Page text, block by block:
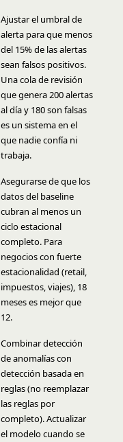
Ajustar el umbral de
alerta para que menos
del 15% de las alertas
sean falsos positivos.
Una cola de revisión
que genera 200 alertas
al día y 180 son falsas
es un sistema en el
que nadie confía ni
trabaja.
Asegurarse de que los
datos del baseline
cubran al menos un
ciclo estacional
completo. Para
negocios con fuerte
estacionalidad (retail,
impuestos, viajes), 18
meses es mejor que
12.
Combinar detección
de anomalías con
detección basada en
reglas (no reemplazar
las reglas por
completo). Actualizar
el modelo cuando se